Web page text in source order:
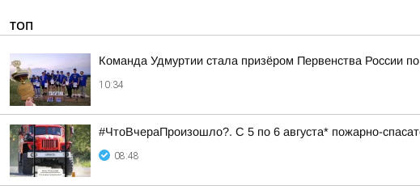
ТОП
Команда Удмуртии стала призёром Первенства России
10:34
#ЧтоВчераПроизошло?. С 5 по 6 августа* пожарно-
08:48